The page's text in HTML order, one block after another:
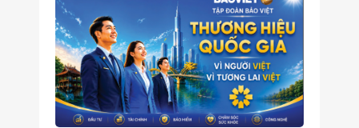
Oct 02, 2020
Bản tin "An vui mỗi ngày" phát
sóng ngày 22/9/2020
Sep 24, 2020
Bảo tin "An Vui Mỗi Ngày" phát
sóng ngày 15/9/2020